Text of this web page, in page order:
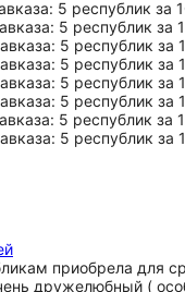
приобрела для
дружелюбный (